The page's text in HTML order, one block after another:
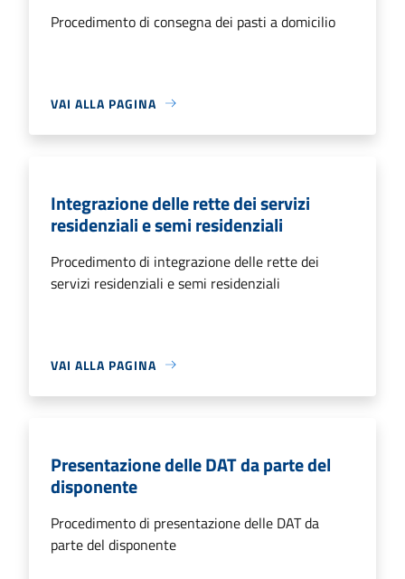
Procedimento di consegna dei pasti a domicilio
VAI ALLA PAGINA
Integrazione delle rette dei servizi
residenziali e semi residenziali
Procedimento di integrazione delle rette dei
servizi residenziali e semi residenziali
VAI ALLA PAGINA
Presentazione delle DAT da parte del
disponente
Procedimento di presentazione delle DAT da
parte del disponente